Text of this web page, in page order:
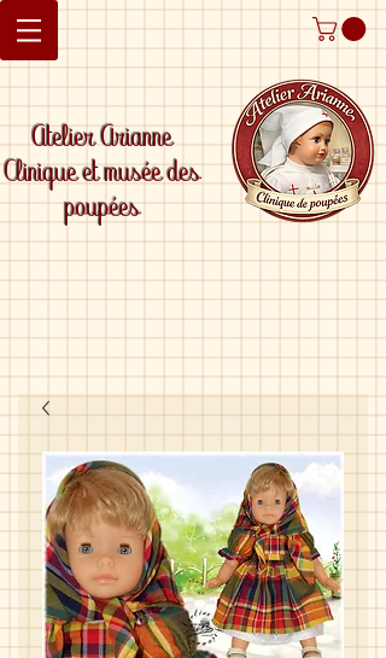
Atelier Arianne
Clinique et musée des
poupées